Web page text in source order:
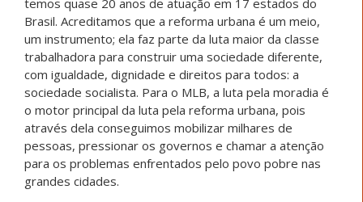
temos quase 20 anos de atuação em 17 estados do
Brasil. Acreditamos que a reforma urbana é um meio,
um instrumento; ela faz parte da luta maior da classe
trabalhadora para construir uma sociedade diferente,
com igualdade, dignidade e direitos para todos: a
sociedade socialista. Para o MLB, a luta pela moradia é
o motor principal da luta pela reforma urbana, pois
através dela conseguimos mobilizar milhares de
pessoas, pressionar os governos e chamar a atenção
para os problemas enfrentados pelo povo pobre nas
grandes cidades.